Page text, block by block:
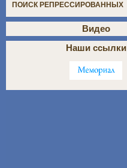
ПОИСК РЕПРЕССИРОВАННЫХ
Видео
Наши ссылки